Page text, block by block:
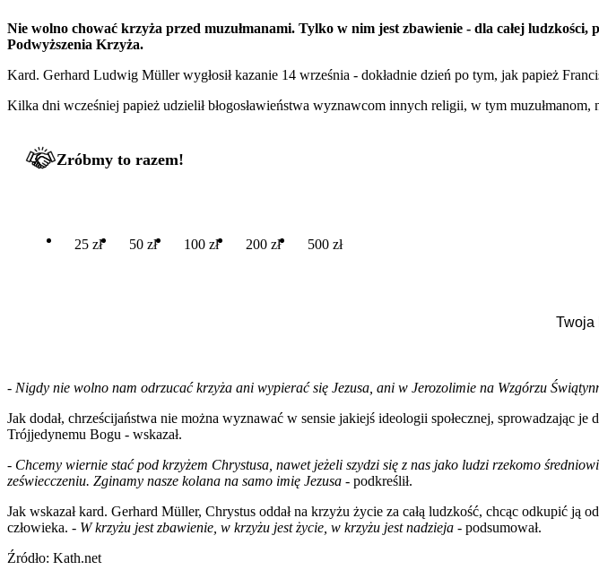
Nie wolno chować krzyża przed muzułmanami. Tylko w nim jest zbawienie - dla całej
Podwyższenia Krzyża.
Kard. Gerhard Ludwig Müller wygłosił kazanie 14 września - dokładnie dzień po tym, jak papież
Kilka dni wcześniej papież udzielił błogosławieństwa wyznawcom innych religii, w tym muzułmanom,
Zróbmy to razem!
25 zł 50 zł 100 zł 200 zł 500 zł
- Nigdy nie wolno nam odrzucać krzyża ani wypierać się Jezusa, ani w Jerozolimie na Wzgórzu
Jak dodał, chrześcijaństwa nie można wyznawać w sensie jakiejś ideologii społecznej, sprowadzając
Trójjedynemu Bogu - wskazał.
- Chcemy wiernie stać pod krzyżem Chrystusa, nawet jeżeli szydzi się z nas jako ludzi rzekomo
zeświecczeniu. Zginamy nasze kolana na samo imię Jezusa - podkreślił.
Jak wskazał kard. Gerhard Müller, Chrystus oddał na krzyżu życie za całą ludzkość, chcąc odkupić
człowieka. - W krzyżu jest zbawienie, w krzyżu jest życie, w krzyżu jest nadzieja - podsumował.
Źródło: Kath.net